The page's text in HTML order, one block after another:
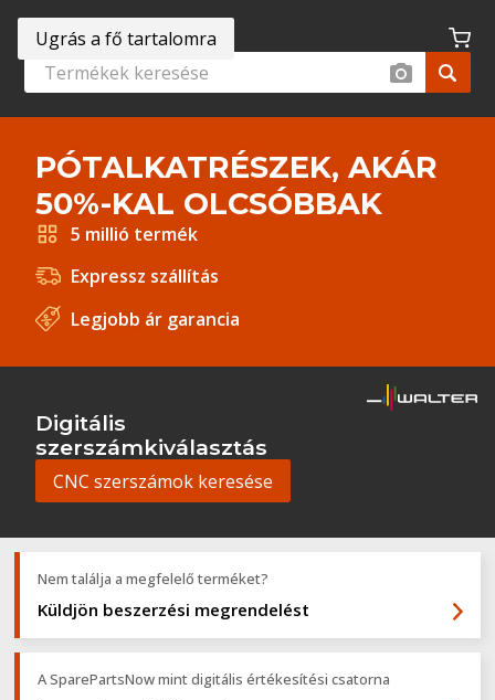
Ugrás a fő tartalomra
PÓTALKATRÉSZEK, AKÁR
50%-KAL OLCSÓBBAK
5 millió termék
Expressz szállítás
Legjobb ár garancia
Digitális
szerszámkiválasztás
CNC szerszámok keresése
Nem találja a megfelelő terméket?
Küldjön beszerzési megrendelést
A SparePartsNow mint digitális értékesítési csatorna